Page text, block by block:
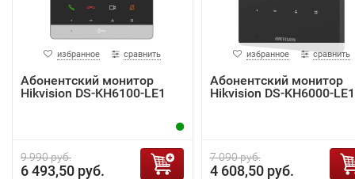
избранное сравнить
Абонентский монитор
Hikvision DS-KH6100-LE1
9 990 руб.
6 493,50 руб.
избранное сравнить
Абонентский монитор
Hikvision DS-KH6000-LE1
7 090 руб.
4 608,50 руб.